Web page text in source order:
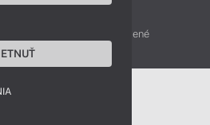
- 2026 Všetky práva vyhradené